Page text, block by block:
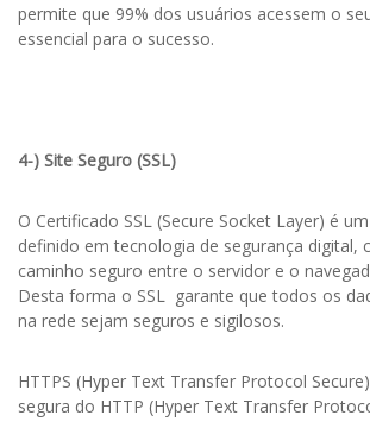
permite que 99% dos usuários acessem o
essencial para o sucesso.
4-) Site Seguro (SSL)
O Certificado SSL (Secure Socket Layer) é
definido em tecnologia de segurança digital,
caminho seguro entre o servidor e o
Desta forma o SSL garante que todos os
na rede sejam seguros e sigilosos.
HTTPS (Hyper Text Transfer Protocol
segura do HTTP (Hyper Text Transfer